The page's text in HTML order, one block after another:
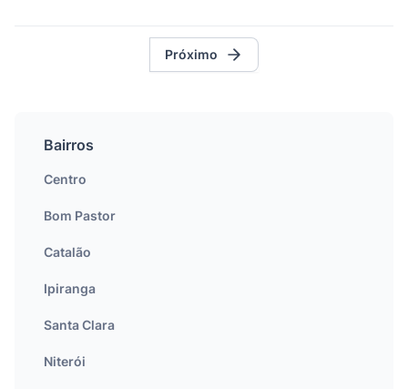
Próximo
Bairros
Centro
Bom Pastor
Catalão
Ipiranga
Santa Clara
Niterói